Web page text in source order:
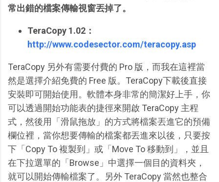
常出錯的檔案傳輸視窗丟掉了。
TeraCopy 1.02：
http://www.codesector.com/teracopy.asp
TeraCopy 另外有需要付費的 Pro 版，而我在這裡當
然是選擇介紹免費的 Free 版。TeraCopy下載後直接
安裝即可開始使用。軟體本身非常的簡潔好上手，你
可以透過開始功能表的捷徑來開啟 TeraCopy 主程
式，然後用「滑鼠拖放」的方式將檔案丟進它的預備
欄位裡，當你想要傳輸的檔案都丟進來以後，只要按
下「Copy To 複製到」或「Move To 移動到」，並且
在下拉選單的「Browse」中選擇一個目的資料夾，
就可以開始傳輸檔案了。另外 TeraCopy 當然也整合